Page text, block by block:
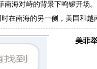
南海对峙的背景下鸣锣开场
在南海的另一侧，美国和
美菲举